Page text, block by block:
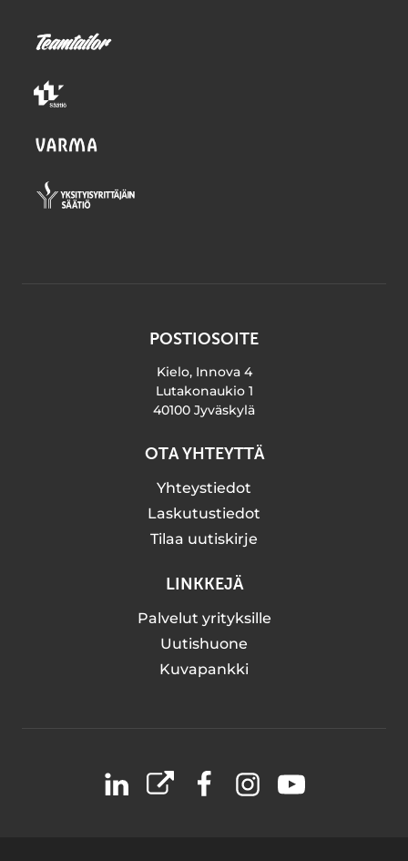
POSTIOSOITE
Kielo, Innova 4
Lutakonaukio 1
40100 Jyväskylä
OTA YHTEYTTÄ
Yhteystiedot
Laskutustiedot
Tilaa uutiskirje
LINKKEJÄ
Palvelut yrityksille
Uutishuone
Kuvapankki
LinkedIn
X FacebookInstagramYouTube